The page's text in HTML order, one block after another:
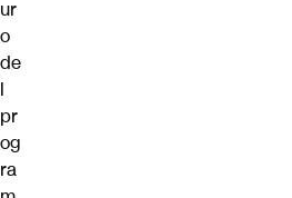
ur
o
de
l
pr
og
ra